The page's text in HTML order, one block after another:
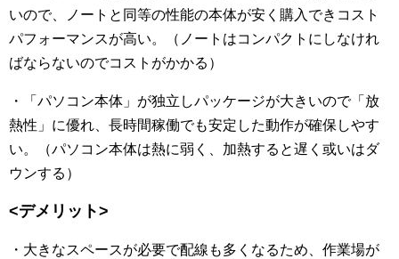
いので、ノートと同等の性能の本体が安く購入できコスト
パフォーマンスが高い。（ノートはコンパクトにしなけれ
ばならないのでコストがかかる）
・「パソコン本体」が独立しパッケージが大きいので「放
熱性」に優れ、長時間稼働でも安定した動作が確保しやす
い。（パソコン本体は熱に弱く、加熱すると遅く或いはダ
ウンする）
<デメリット>
・大きなスペースが必要で配線も多くなるため、作業場が